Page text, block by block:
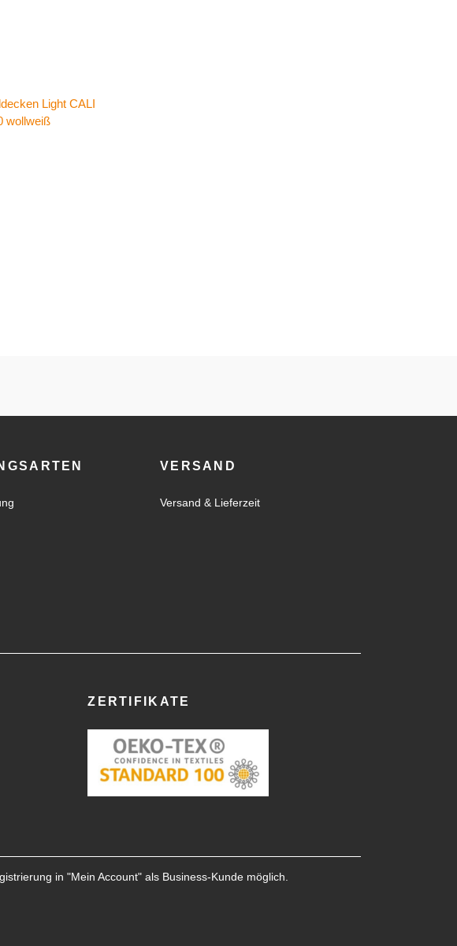
Light CALI
wollweiß
VERSAND
Versand & Lieferzeit
ZERTIFIKATE
in "Mein Account" als Business-Kunde möglich.